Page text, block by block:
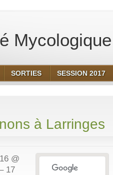
SORTIES SESSION 2017
à Larringes
@
17